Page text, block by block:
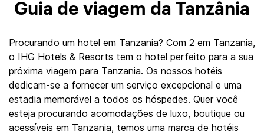
Guia de viagem da Tanzânia
Procurando um hotel em Tanzania? Com 2 em Tanzania,
o IHG Hotels & Resorts tem o hotel perfeito para a sua
próxima viagem para Tanzania. Os nossos hotéis
dedicam-se a fornecer um serviço excepcional e uma
estadia memorável a todos os hóspedes. Quer você
esteja procurando acomodações de luxo, boutique ou
acessíveis em Tanzania, temos uma marca de hotéis